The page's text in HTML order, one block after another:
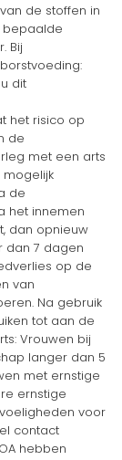
de stoffen in
bepaalde
Bij
dit
het risico op
de
met een arts
mogelijk
de
het innemen
dan opnieuw
dan 7 dagen
op de
van
Na gebruik
tot aan de
Vrouwen bij
langer dan 5
met ernstige
ernstige
voor
contact
hebben